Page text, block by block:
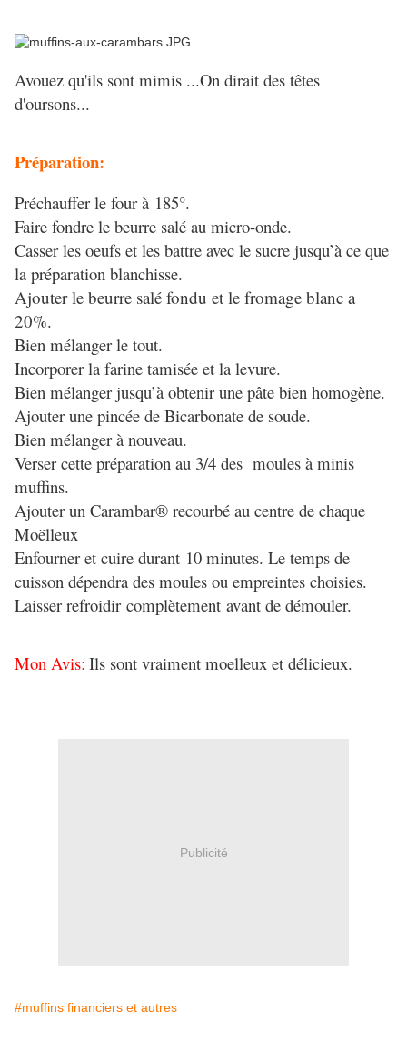
Avouez qu'ils sont mimis ...On dirait des têtes
d'oursons...
Préparation:
Préchauffer le four à 185°.
Faire fondre le beurre salé au micro-onde.
Casser les oeufs et les battre avec le sucre jusqu’à ce que
la préparation blanchisse.
Ajouter le beurre salé fondu et le fromage blanc a
20%.
Bien mélanger le tout.
Incorporer la farine tamisée et la levure.
Bien mélanger jusqu’à obtenir une pâte bien homogène.
Ajouter une pincée de Bicarbonate de soude.
Bien mélanger à nouveau.
Verser cette préparation au 3/4 des moules à minis
muffins.
Ajouter un Carambar® recourbé au centre de chaque
Moëlleux
Enfourner et cuire durant 10 minutes. Le temps de
cuisson dépendra des moules ou empreintes choisies.
Laisser refroidir complètement avant de démouler.
Mon Avis: Ils sont vraiment moelleux et délicieux.
Publicité
#muffins financiers et autres